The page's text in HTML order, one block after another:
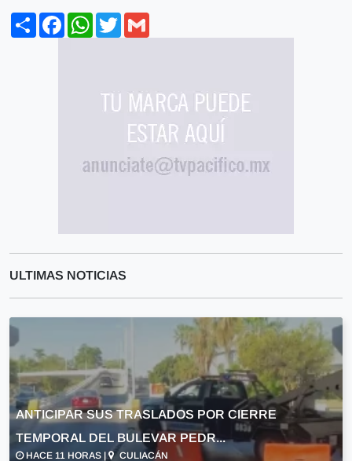
ShareFacebookWhatsApp
Twitter
ULTIMAS NOTICIAS
ANTICIPAR SUS TRASLADOS POR CIERRE
TEMPORAL DEL BULEVAR PEDR...
HACE 11 HORAS | CULIACÁN